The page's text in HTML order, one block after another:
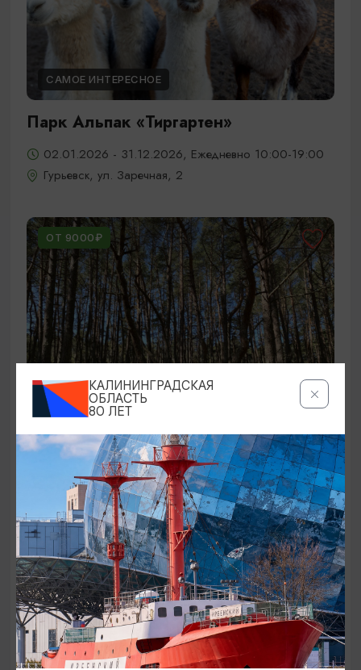
САМОЕ ИНТЕРЕСНОЕ
Парк Альпак «Тиргартен»
02.01.2026 - 31.12.2026, Ежедневно 10:00-19:00
Гурьевск, ул. Заречная, 2
ОТ 9000₽
ЭКСКУРСИИ УЧРЕЖДЕНИЙ КУЛЬТУРЫ
Аудиоспектакль «Истории Куршской
косы»
01.02.2026 - 31.12.2026, 13:00
Куршская коса
ОТ 2500₽
КАЛИНИНГРАДСКАЯ
ОБЛАСТЬ
80 ЛЕТ